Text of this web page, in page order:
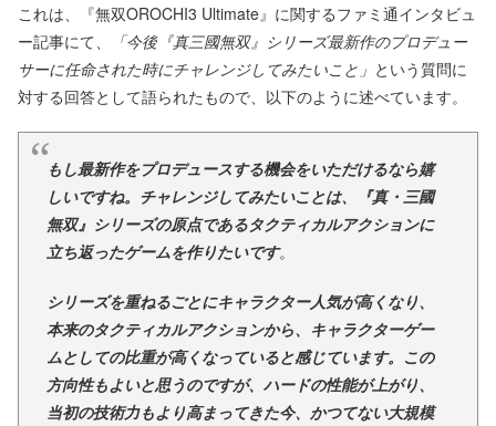
これは、『無双OROCHI3 Ultimate』に関するファミ通インタビュ
ー記事にて、
「今後『真三國無双』シリーズ最新作のプロデュー
サーに任命された時にチャレンジしてみたいこと」 という質問に
対する回答として語られたもので、以下のように述べています。
もし最新作をプロデュースする機会をいただけるなら嬉
しいですね。チャレンジしてみたいことは、『真・三國
無双』シリーズの原点であるタクティカルアクションに
立ち返ったゲームを作りたいです。
シリーズを重ねるごとにキャラクター人気が高くなり、
本来のタクティカルアクションから、キャラクターゲー
ムとしての比重が高くなっていると感じています。この
方向性もよいと思うのですが、ハードの性能が上がり、
当初の技術力もより高まってきた今、かつてない大規模